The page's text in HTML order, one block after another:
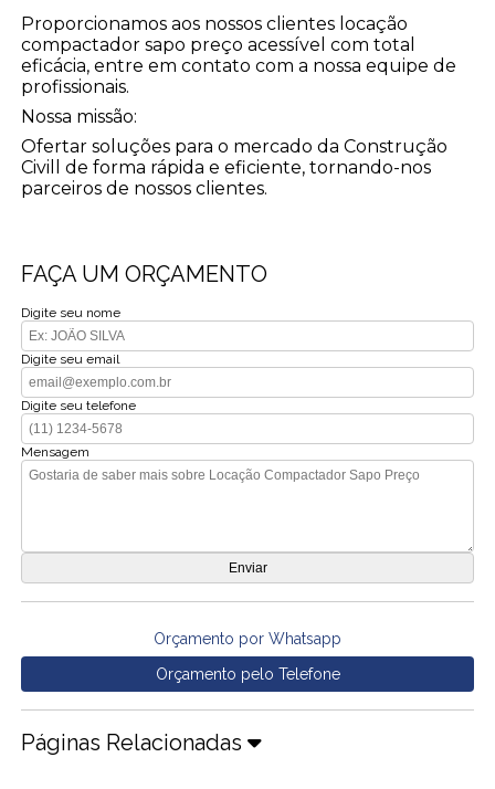
Proporcionamos aos nossos clientes locação
compactador sapo preço acessível com total
eficácia, entre em contato com a nossa equipe de
profissionais.
Nossa missão:
Ofertar soluções para o mercado da Construção
Civill de forma rápida e eficiente, tornando-nos
parceiros de nossos clientes.
FAÇA UM ORÇAMENTO
Digite seu nome
Digite seu email
Digite seu telefone
Mensagem
Orçamento por Whatsapp
Orçamento pelo Telefone
Páginas Relacionadas